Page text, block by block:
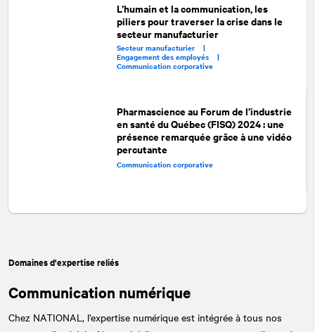
L’humain et la communication, les
piliers pour traverser la crise dans le
secteur manufacturier
Secteur manufacturier |
Engagement des employés |
Communication corporative
Pharmascience au Forum de l’industrie
en santé du Québec (FISQ) 2024 : une
présence remarquée grâce à une vidéo
percutante
Communication corporative
Domaines d'expertise reliés
Communication numérique
Chez NATIONAL , l’expertise numérique est intégrée à tous nos